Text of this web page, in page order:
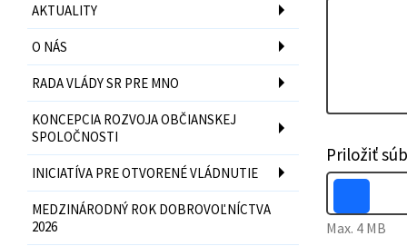
AKTUALITY
O NÁS
RADA VLÁDY SR PRE MNO
KONCEPCIA ROZVOJA OBČIANSKEJ
SPOLOČNOSTI
INICIATÍVA PRE OTVORENÉ VLÁDNUTIE
MEDZINÁRODNÝ ROK DOBROVOĽNÍCTVA
2026
Priložiť
Max. 4 MB